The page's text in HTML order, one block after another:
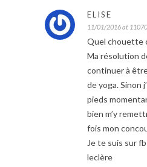
ELISE
11/01/2016 at
Quel chouette
Ma résolution
continuer à
de yoga. Sinon
pieds
bien m’y
fois mon
Je te suis sur
leclère